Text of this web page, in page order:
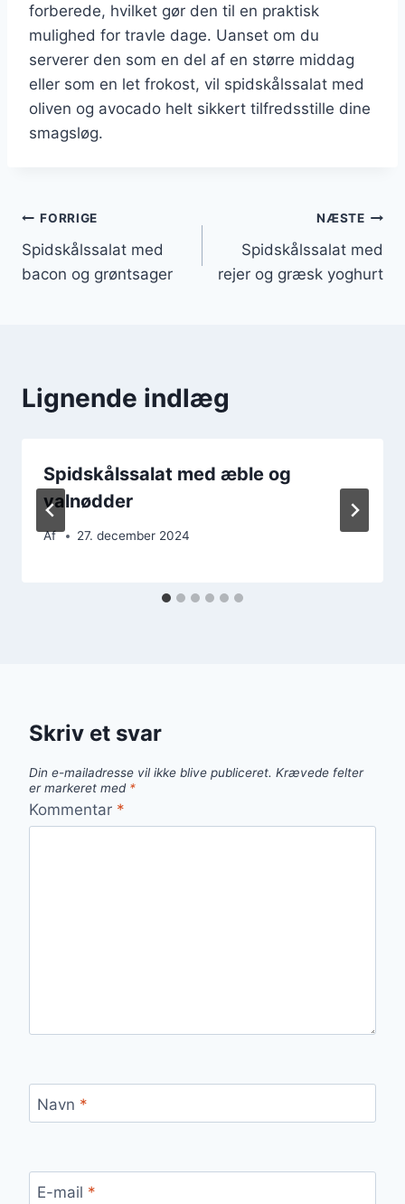
forberede, hvilket gør den til en praktisk
mulighed for travle dage. Uanset om du
serverer den som en del af en større middag
eller som en let frokost, vil spidskålssalat med
oliven og avocado helt sikkert tilfredsstille dine
smagsløg.
Indlægsnavigation
FORRIGE
Spidskålssalat med
bacon og grøntsager
NÆSTE
Spidskålssalat med
rejer og græsk yoghurt
Lignende indlæg
Spidskålssalat med æble og
valnødder
Af 27. december 2024
Skriv et svar
Din e-mailadresse vil ikke blive publiceret. Krævede felter
er markeret med *
Kommentar *
Navn *
E-mail *